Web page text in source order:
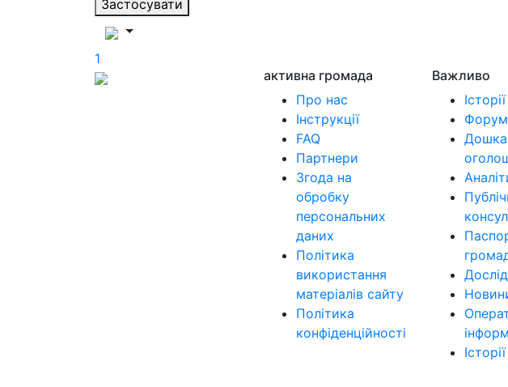
Застосувати
1
активна громада
Про нас
Інструкції
FAQ
Партнери
Згода на
обробку
персональних
даних
Політика
використання
матеріалів сайту
Політика
конфіденційності
Важливо
Форум
Дошка